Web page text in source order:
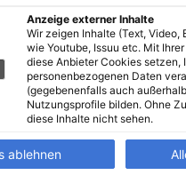
Anzeige externer Inhalte
Wir zeigen Inhalte (Text,
wie Youtube, Issuu etc. Mit
diese Anbieter Cookies setzen,
personenbezogenen Daten
(gegebenenfalls auch
Nutzungsprofile bilden. Ohne
diese Inhalte nicht sehen.
ablehnen